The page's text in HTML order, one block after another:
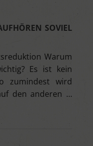
SOVIEL
Warum
Es ist kein
zumindest wird
den anderen …